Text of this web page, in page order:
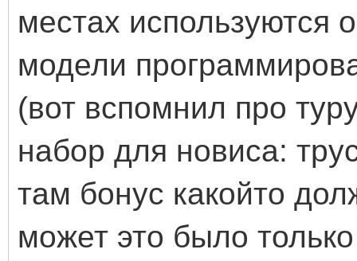
местах используются
модели
(вот вспомнил про
набор для новиса:
там бонус какойто
может это было